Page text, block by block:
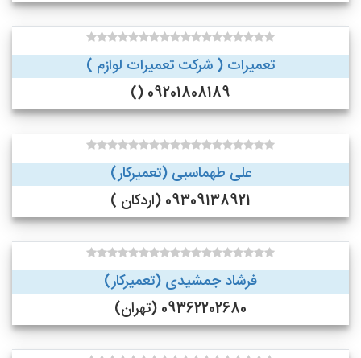
تعمیرات ( شرکت تعمیرات لوازم )
09201808189 ()
علی طهماسبی (تعمیرکار)
09309138921 (اردکان )
فرشاد جمشیدی (تعمیرکار)
09362202680 (تهران)